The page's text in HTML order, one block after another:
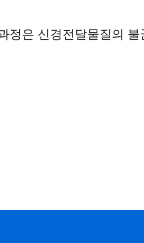
정은 신경전달물질의 불